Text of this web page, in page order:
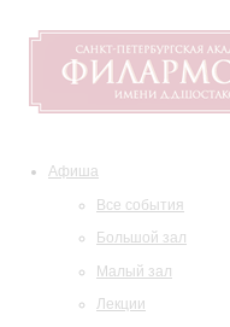
Афиша
Все события
Большой зал
Малый зал
Лекции